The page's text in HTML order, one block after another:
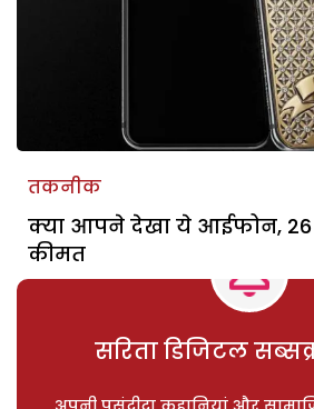
तकनीक
क्या आपने देखा ये आईफोन,
कीमत
सरिता डिजिटल